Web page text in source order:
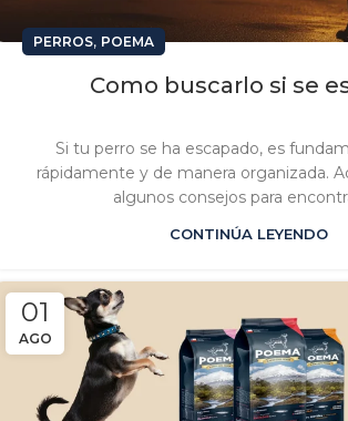
PERROS, POEMA
Como buscarlo si se
Si tu perro se ha escapado, es
rápidamente y de manera organizada.
algunos consejos para
CONTINÚA LEYENDO
01
AGO